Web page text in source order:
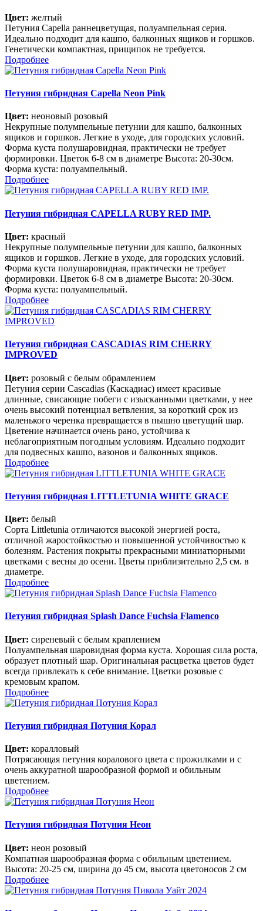
Цвет: желтый
Петуния Capella раннецветущая, полуампельная серия.
Идеально подходит для кашпо, балконных ящиков и горшков.
Генетически компактная, прищипок не требуется.
Подробнее
Петуния гибридная Capella Neon Pink
Цвет: неоновый розовый
Некрупные полумпельные петунии для кашпо, балконных
ящиков и горшков. Легкие в уходе, для городских условий.
Форма куста полушаровидная, практически не требует
формировки. Цветок 6-8 см в диаметре Высота: 20-30см.
Форма куста: полуампельный.
Подробнее
Петуния гибридная CAPELLA RUBY RED IMP.
Цвет: красный
Некрупные полумпельные петунии для кашпо, балконных
ящиков и горшков. Легкие в уходе, для городских условий.
Форма куста полушаровидная, практически не требует
формировки. Цветок 6-8 см в диаметре Высота: 20-30см.
Форма куста: полуампельный.
Подробнее
Петуния гибридная CASCADIAS RIM CHERRY
IMPROVED
Цвет: розовый с белым обрамлением
Петуния серии Cascadias (Каскадиас) имеет красивые
длинные, свисающие побеги с изысканными цветками, у нее
очень высокий потенциал ветвления, за короткий срок из
маленького черенка превращается в пышно цветущий шар.
Цветение начинается очень рано, устойчива к
неблагоприятным погодным условиям. Идеально подходит
для подвесных кашпо, вазонов и балконных ящиков.
Подробнее
Петуния гибридная LITTLETUNIA WHITE GRACE
Цвет: белый
Сорта Littletunia отличаются высокой энергией роста,
отличной жаростойкостью и повышенной устойчивостью к
болезням. Растения покрыты прекрасными миниатюрными
цветками с весны до осени. Цветы приблизительно 2,5 см. в
диаметре.
Подробнее
Петуния гибридная Splash Dance Fuchsia Flamenco
Цвет: сиреневый с белым краплением
Полуампельная шаровидная форма куста. Хорошая сила роста,
образует плотный шар. Оригинальная расцветка цветов будет
всегда привлекать к себе внимание. Цветки розовые с
кремовым крапом.
Подробнее
Петуния гибридная Потуния Корал
Цвет: коралловый
Потрясающая петуния коралового цвета с прожилками и с
очень аккуратной шарообразной формой и обильным
цветением.
Подробнее
Петуния гибридная Потуния Неон
Цвет: неон розовый
Компатная шарообразная форма с обильным цветением.
Высота: 20-25 см, ширина до 45 см, высота цветоносов 2 см
Подробнее